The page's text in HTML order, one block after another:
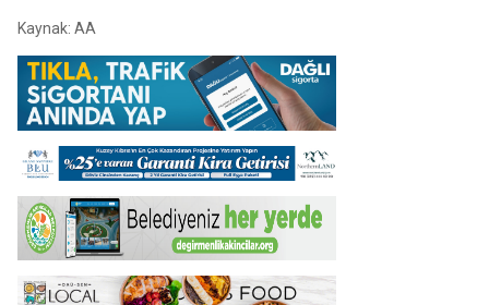
Kaynak: AA